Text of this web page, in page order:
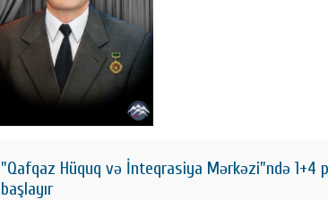
"Qafqaz Hüquq və İnteqrasiya Mərkəzi"ndə 1+4
başlayır